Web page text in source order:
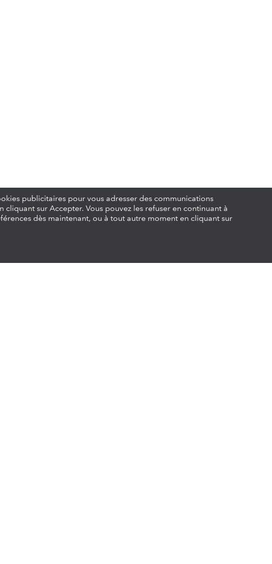
publicitaires pour vous adresser des communications
sur Accepter. Vous pouvez les refuser en continuant à
dès maintenant, ou à tout autre moment en cliquant sur